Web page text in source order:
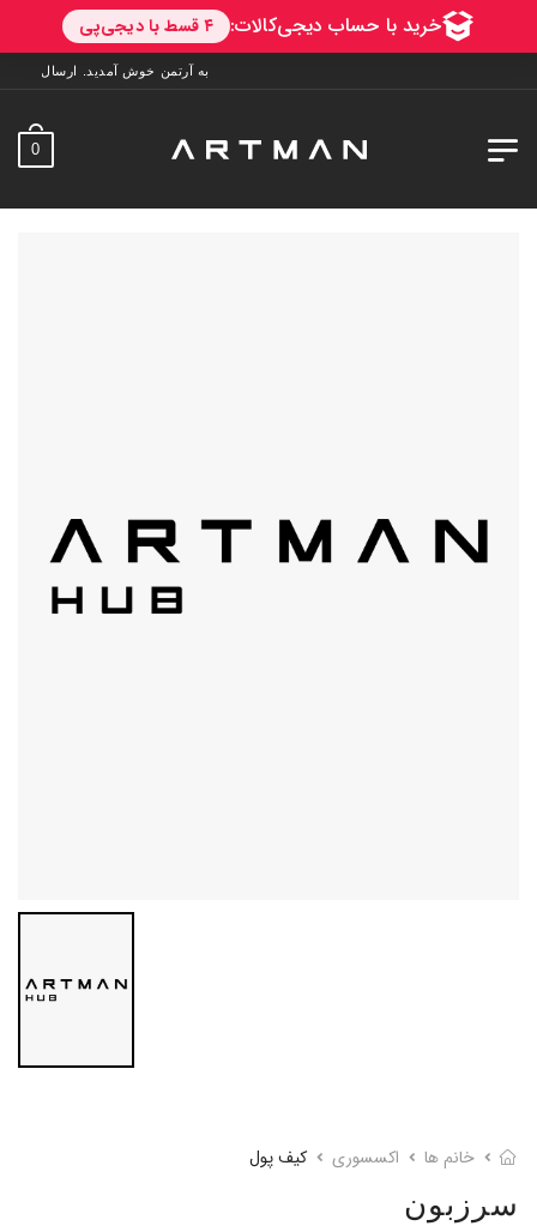
به آرتمن خوش آمدید. ارسال به سراسر ایران. 7 روز فرصت تست در منزل. 1 سال
0
خانم ها اکسسوری کیف پول
سرزبون